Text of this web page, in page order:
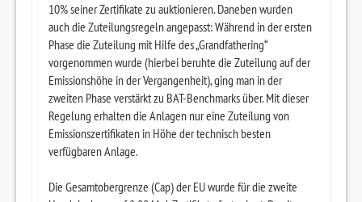
10% seiner Zertifikate zu auktionieren. Daneben wurden
auch die Zuteilungsregeln angepasst: Während in der ersten
Phase die Zuteilung mit Hilfe des „Grandfathering“
vorgenommen wurde (hierbei beruhte die Zuteilung auf der
Emissionshöhe in der Vergangenheit), ging man in der
zweiten Phase verstärkt zu BAT-Benchmarks über. Mit dieser
Regelung erhalten die Anlagen nur eine Zuteilung von
Emissionszertifikaten in Höhe der technisch besten
verfügbaren Anlage.
Die Gesamtobergrenze (Cap) der EU wurde für die zweite